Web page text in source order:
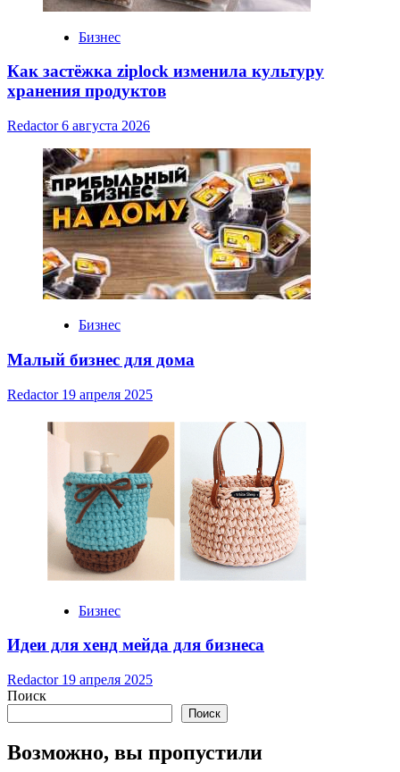
Бизнес
Как застёжка ziplock изменила культуру
хранения продуктов
Redactor6 августа 2026
Бизнес
Малый бизнес для дома
Redactor 19 апреля 2025
Бизнес
Идеи для хенд мейда для бизнеса
Redactor 19 апреля 2025
Поиск
Поиск
Возможно, вы пропустили